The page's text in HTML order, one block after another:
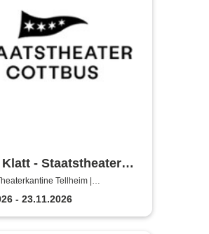
- Staatstheater
Tellheim |
Cottbus
- 23.11.2026